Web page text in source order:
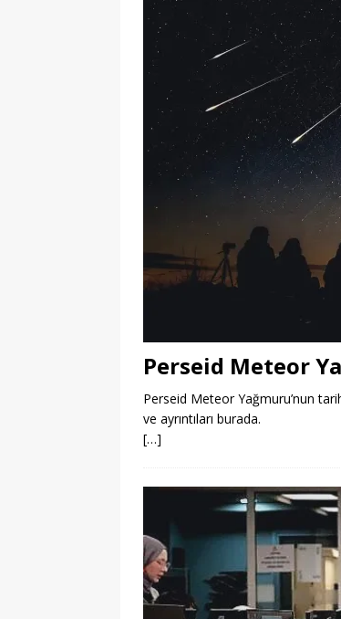
Perseid Meteor
Perseid Meteor Yağmuru’nun
ve ayrıntıları burada.
[…]